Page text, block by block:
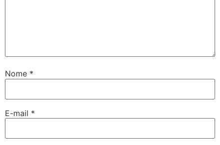
Nome *
E-mail *